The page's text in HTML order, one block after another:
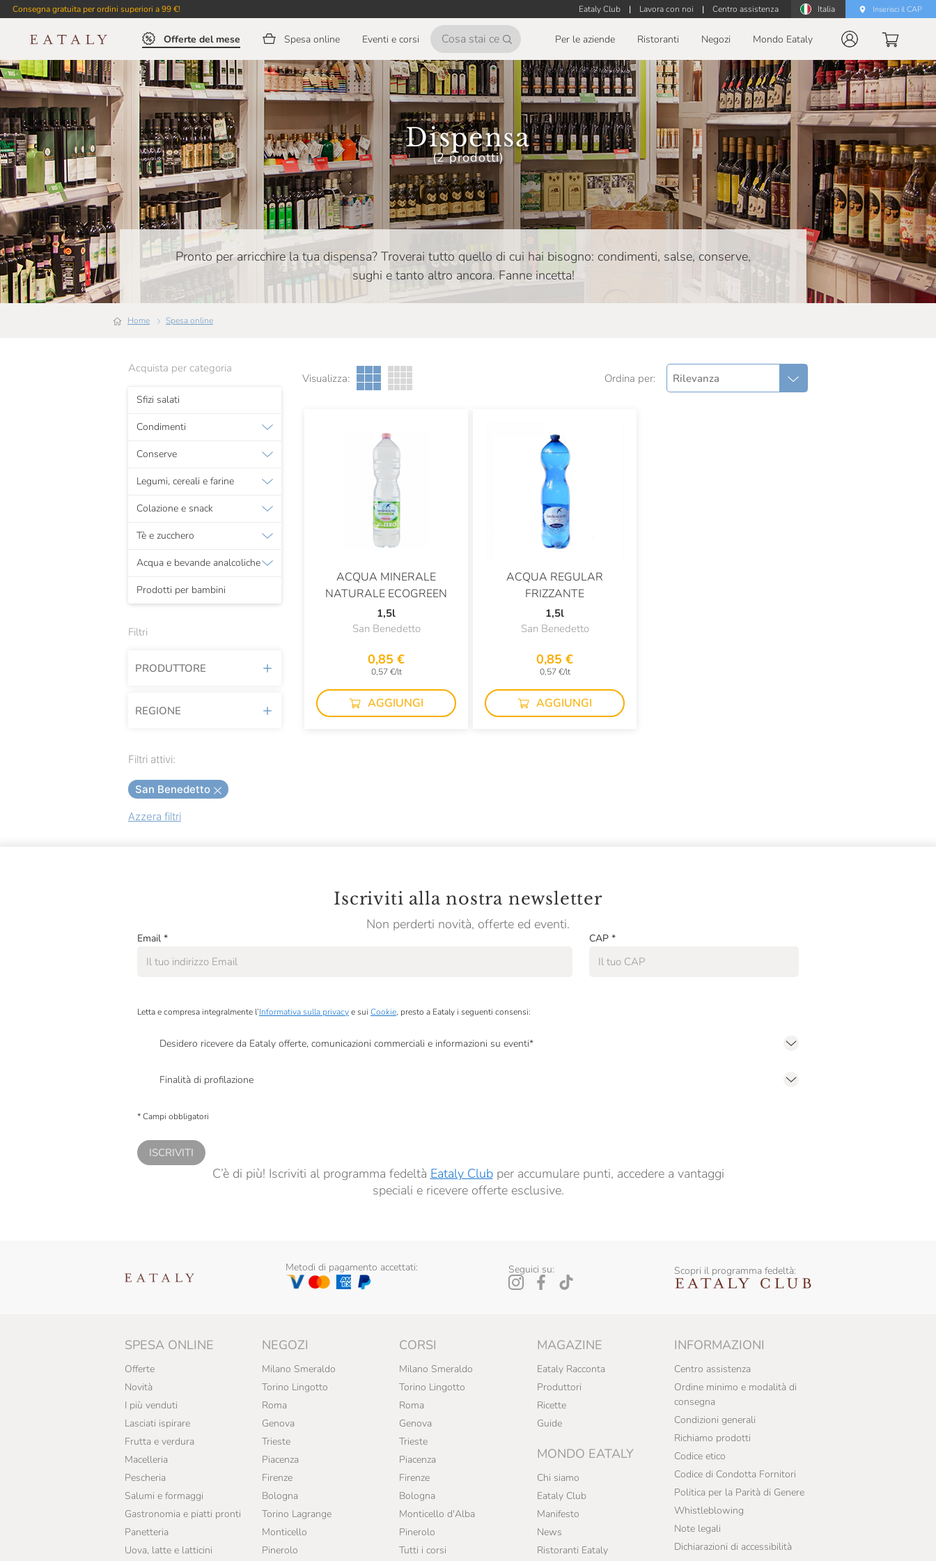
Consegna gratuita per ordini superiori a 99 €! Eataly Club | Lavora con noi | Centro assistenza Italia Inserisci il CAP
Offerte del mese Spesa online Eventi e corsi Per le aziende Ristoranti Negozi Mondo Eataly
Dispensa
(2 prodotti)
Pronto per arricchire la tua dispensa? Troverai tutto quello di cui hai bisogno: condimenti, salse, conserve,
sughi e tanto altro ancora. Fanne incetta!
Home Spesa online
Acquista per categoria
Sfizi salati
Condimenti
Conserve
Legumi, cereali e farine
Colazione e snack
Tè e zucchero
Acqua e bevande analcoliche
Prodotti per bambini
Filtri
PRODUTTORE
Acantilado
Agricola Del Sole
Agrimontana
Albatros
Andrini
Antonia's Mosterd
Belfiore
Bio Orto
Bononia Dolci
REGIONE
Lombardia
Veneto
Filtri attivi:
San Benedetto
Azzera filtri
Visualizza: Ordina per: Rilevanza
ACQUA MINERALE
NATURALE ECOGREEN
1,5l
San Benedetto
0,85 €
0,57 €/lt
AGGIUNGI
ACQUA REGULAR
FRIZZANTE
1,5l
San Benedetto
0,85 €
0,57 €/lt
AGGIUNGI
Iscriviti alla nostra newsletter
Non perderti novità, offerte ed eventi.
Email * CAP *
Letta e compresa integralmente l’Informativa sulla privacye sui Cookie, presto a Eataly i seguenti consensi:
Desidero ricevere da Eataly offerte, comunicazioni commerciali e informazioni su eventi*
Finalità di profilazione
* Campi obbligatori
ISCRIVITI
C’è di più! Iscriviti al programma fedeltà Eataly Clubper accumulare punti, accedere a vantaggi
speciali e ricevere offerte esclusive.
Metodi di pagamento accettati: Seguici su: Scopri il programma fedeltà:
SPESA ONLINE
Offerte
Novità
I più venduti
Lasciati ispirare
Frutta e verdura
Macelleria
Pescheria
Salumi e formaggi
Gastronomia e piatti pronti
Panetteria
Uova, latte e latticini
NEGOZI
Milano Smeraldo
Torino Lingotto
Roma
Genova
Trieste
Piacenza
Firenze
Bologna
Torino Lagrange
Monticello
Pinerolo
CORSI
Milano Smeraldo
Torino Lingotto
Roma
Genova
Trieste
Piacenza
Firenze
Bologna
Monticello d'Alba
Pinerolo
Tutti i corsi
MAGAZINE
Eataly Racconta
Produttori
Ricette
Guide
MONDO EATALY
Chi siamo
Eataly Club
Manifesto
News
Ristoranti Eataly
INFORMAZIONI
Centro assistenza
Ordine minimo e modalità di
consegna
Condizioni generali
Richiamo prodotti
Codice etico
Codice di Condotta Fornitori
Politica per la Parità di Genere
Whistleblowing
Note legali
Dichiarazioni di accessibilità